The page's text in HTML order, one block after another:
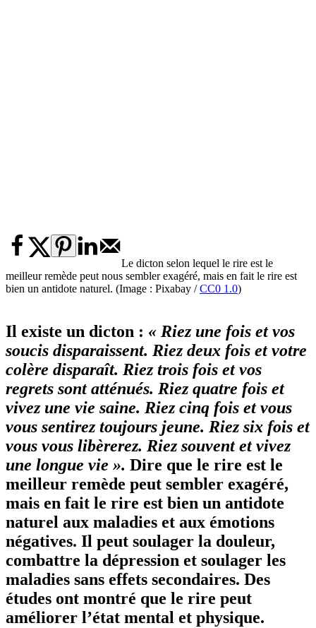
Le dicton selon lequel le rire est le
meilleur remède peut nous sembler exagéré, mais en fait le rire est
bien un antidote naturel. (Image : Pixabay /CC0 1.0)
Il existe un dicton : « Riez une fois et vos
soucis disparaissent. Riez deux fois et votre
colère disparaît. Riez trois fois et vos
regrets sont atténués. Riez quatre fois et
vivez une vie saine. Riez cinq fois et vous
vous sentirez toujours jeune. Riez six fois et
vous vous libèrerez. Riez souvent et vivez
une longue vie ». Dire que le rire est le
meilleur remède peut sembler exagéré,
mais en fait le rire est bien un antidote
naturel aux maladies et aux émotions
négatives. Il peut soulager la douleur,
combattre la dépression et soulager les
maladies sans effets secondaires. Des
études ont montré que le rire peut
améliorer l’état mental et physique.